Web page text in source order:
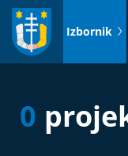
Idi
sadržaj
Izbornik
0